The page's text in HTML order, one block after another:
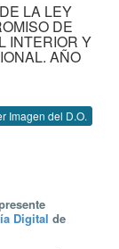
LA LEY
DE
INTERIOR Y
AÑO
Imagen del D.O.
Digital de